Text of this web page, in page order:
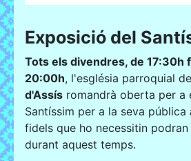
Exposició del
Tots els divendres, de 17:30h
20:00h, l'església parroquial de
d'Assís romandrà oberta per a
Santíssim per a la seva pública
fidels que ho necessitin podran
durant aquest temps.